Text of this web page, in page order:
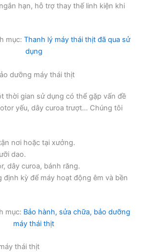
hạn, hỗ trợ thay thế linh kiện khi
mục: Thanh lý máy thái thịt đã qua sử
dụng
dưỡng máy thái thịt
thời gian sử dụng có thể gặp vấn đề
yếu, dây curoa trượt… Chúng tôi
nơi hoặc tại xưởng.
dao.
dây curoa, bánh răng.
định kỳ để máy hoạt động êm và bền
mục: Bảo hành, sửa chữa, bảo dưỡng
máy thái thịt
thái thịt